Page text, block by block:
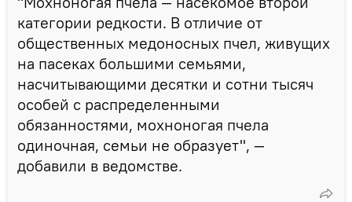
категории редкости. В отличие от
общественных медоносных пчел, живущих
на пасеках большими семьями,
насчитывающими десятки и сотни тысяч
особей с распределенными
обязанностями, мохноногая пчела
одиночная, семьи не образует", —
добавили в ведомстве.